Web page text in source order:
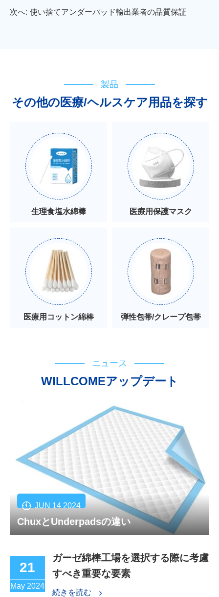
次へ: 使い捨てアンダーパッド輸出業者の品質保証
製品
その他の医療/ヘルスケア用品を探す
生理食塩水綿棒 医療用保護マスク
医療用コットン綿棒 弾性包帯/クレープ包帯
ニュース
WILLCOMEアップデート
JUN 14 2024
ChuxとUnderpadsの違い
21
May 2024
ガーゼ綿棒工場を選択する際に考慮
すべき重要な要素
続きを読む